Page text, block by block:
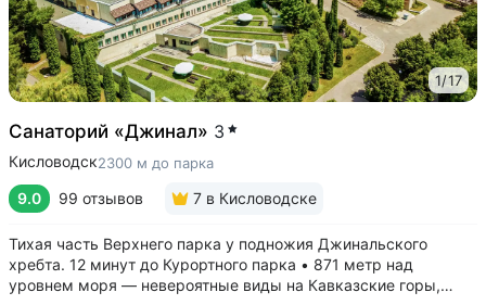
1/17
Санаторий «Джинал» 3
Кисловодск2300 м до парка
9.0 99 отзывов 7 в Кисловодске
Тихая часть Верхнего парка у подножия Джинальского
хребта. 12 минут до Курортного парка • 871 метр над
уровнем моря ­— невероятные виды на Кавказские горы,